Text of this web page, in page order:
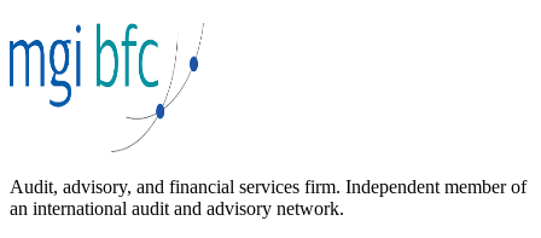
Audit, advisory, and financial services firm. Independent member of
an international audit and advisory network.